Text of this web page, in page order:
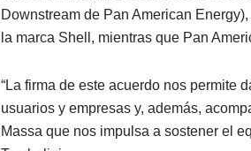
Downstream de Pan American
la marca Shell, mientras que Pan
“La firma de este acuerdo nos permite
usuarios y empresas y, además,
Massa que nos impulsa a sostener el